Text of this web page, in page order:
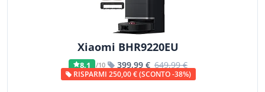
Xiaomi BHR9220EU
8,1 /10 399,99 € 649,99 €
RISPARMI 250,00 € (SCONTO -38%)